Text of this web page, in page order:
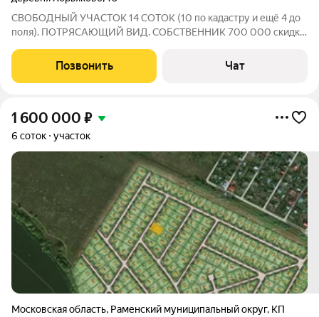
СВОБОДНЫЙ УЧАСТОК 14 СОТОК (10 по кадастру и ещё 4 до
поля). ПОТРЯСАЮЩИЙ ВИД. СОБСТВЕННИК 700 000 скидка,
силами. (Как 10% скидки от стоимости дома, не более 700
000) просто купить участок можно за
Позвонить Чат
1 600 000 ₽
6 соток участок
Московская область, Раменский муниципальный округ, КП